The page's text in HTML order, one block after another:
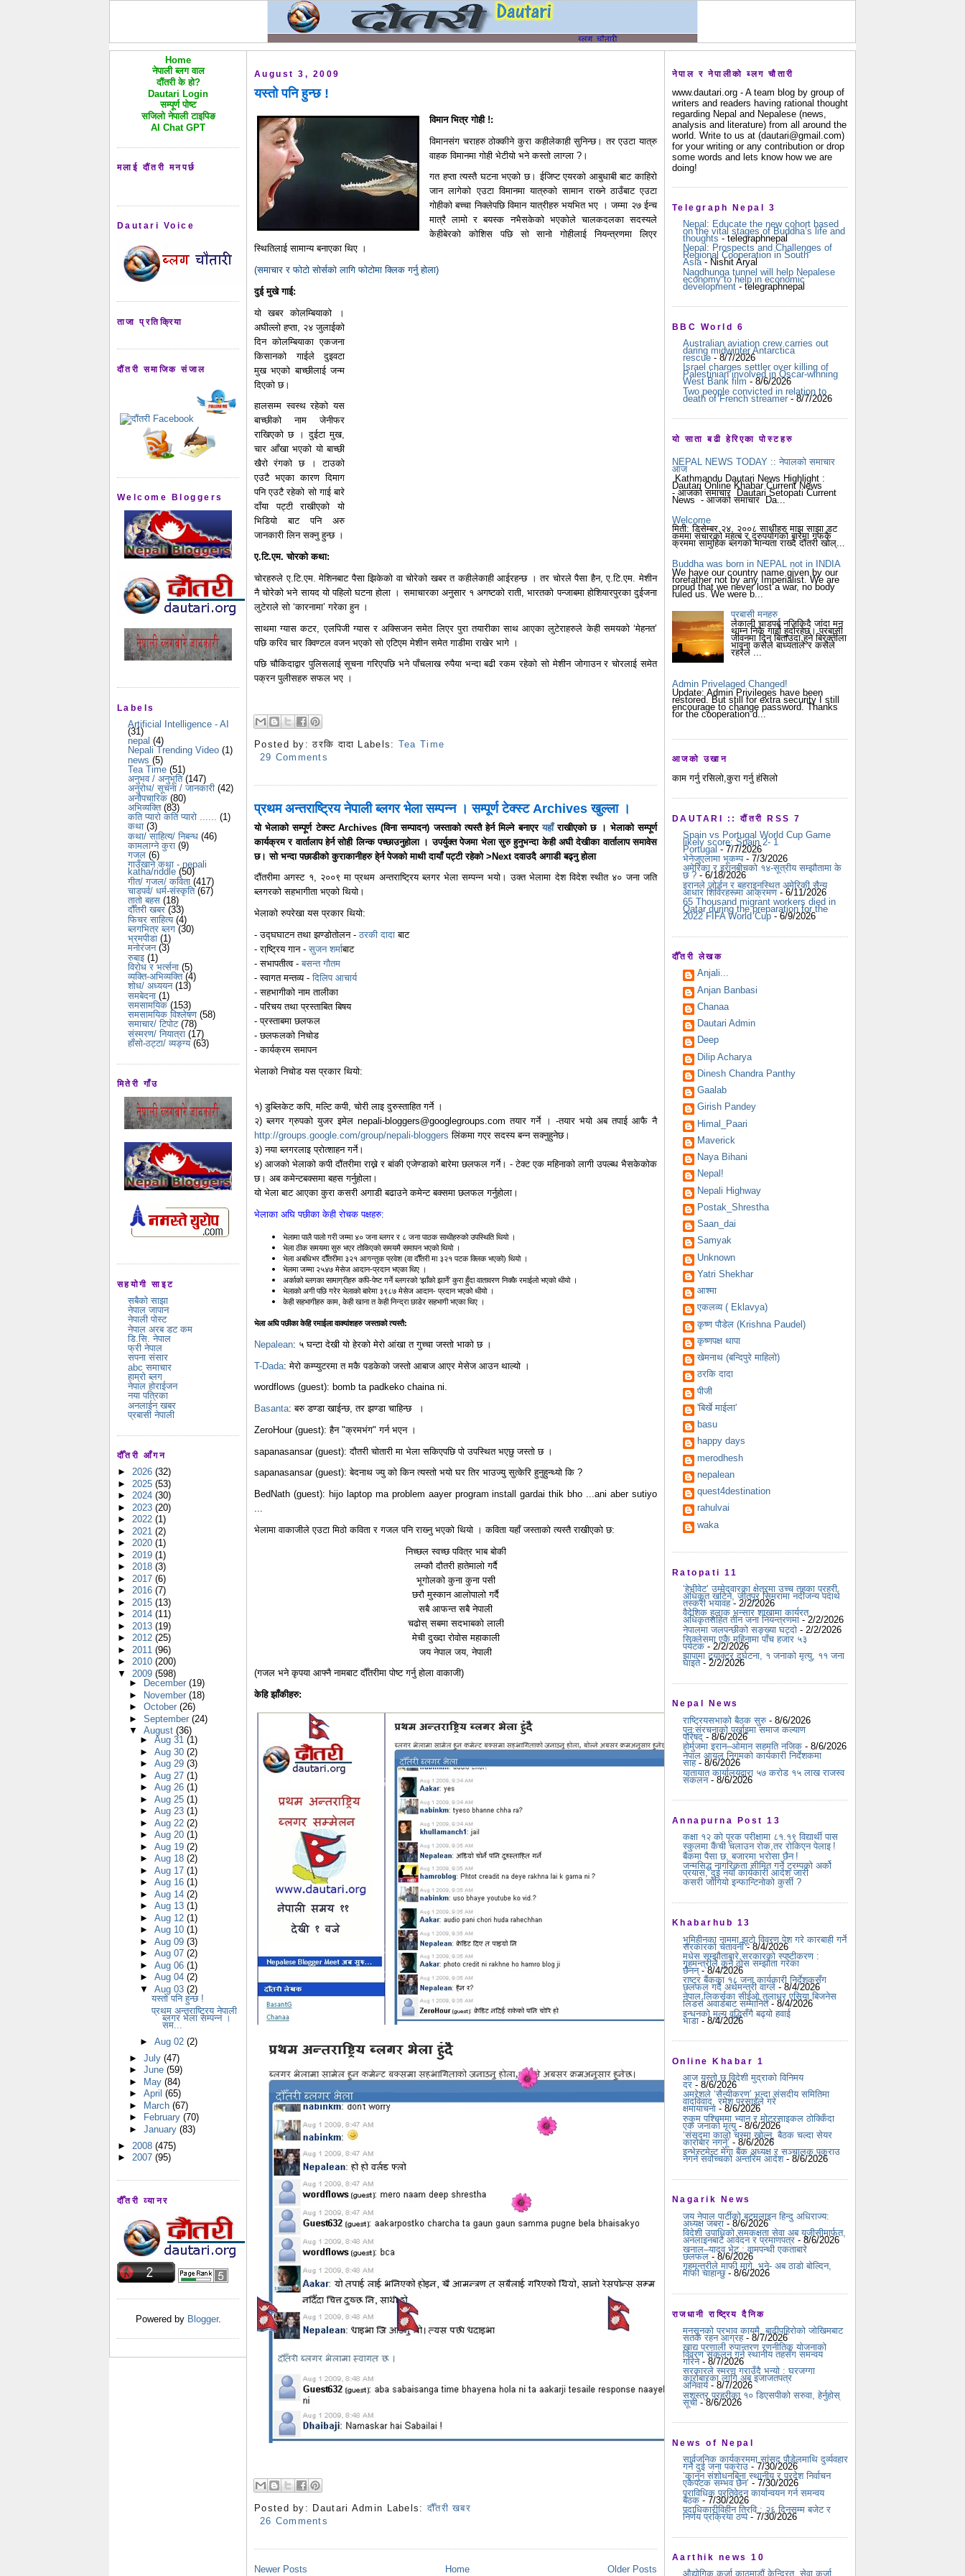
Home
नेपाली ब्लग वाल
दौंतरी के हो?
Dautari Login
सम्पूर्ण पोष्ट
सजिलो नेपाली टाइपिङ
AI Chat GPT
मलाई दौंतरी मनपर्छ
Dautari Voice
ताजा प्रतिक्रिया
दौंतरी समाजिक संजाल
Welcome Bloggers
Labels
Artificial Intelligence - AI
(31)
nepal (4)
Nepali Trending Video (1)
news (5)
Tea Time (51)
अनुभव / अनुभूति (147)
अनुरोध/ सूचना / जानकारी (42)
अनौपचारिक (80)
अभिव्यक्ति (83)
कति प्यारो कति प्यारो ...... (1)
कथा (3)
कथा/ साहित्य/ निबन्ध (46)
कामलाग्ने कुरा (9)
गजल (6)
गाउँखाने कथा - nepali
katha/riddle (50)
गीत/ गजल/ कविता (417)
चाडपर्व/ धर्म-संस्कृति (67)
तातो बहस (18)
दौँतरी खबर (33)
फिचर साहित्य (4)
ब्लगभित्र ब्लग (30)
भ्रमपीडा (1)
मनोरंजन (3)
रुबाइ (1)
विरोध र भर्त्सना (5)
व्यक्ति-अभिव्यक्ति (4)
शोध/ अध्ययन (13)
समबेदना (1)
समसामयिक (153)
समसामयिक विश्लेषण (58)
समाचार/ टिपोट (78)
संस्मरण/ नियात्रा (17)
हाँसो-ठट्टा/ व्यङ्ग्य (63)
मितेरी गाँउ
सहयोगी साइट
सबैको साझा
नेपाल जापान
नेपाली पोस्ट
नेपाल अरब डट कम
डि.सि. नेपाल
फ्री नेपाल
सपना संसार
abc समाचार
हाम्रो ब्लग
नेपाल होराईजन
नया पत्रिका
अनलाईन खबर
प्रबासी नेपाली
दौँतरी आँगन
► 2026 (32)
► 2025 (53)
► 2024 (30)
► 2023 (20)
► 2022 (1)
► 2021 (2)
► 2020 (1)
► 2019 (1)
► 2018 (3)
► 2017 (6)
► 2016 (7)
► 2015 (13)
► 2014 (11)
► 2013 (19)
► 2012 (25)
► 2011 (96)
► 2010 (200)
▼ 2009 (598)
►
December (19)
► November (18)
► October (26)
► September (24)
▼ August (36)
►Aug 31(1)
►Aug 30(2)
►Aug 29(3)
►Aug 27(1)
►Aug 26(1)
►Aug 25(1)
►Aug 23(1)
►Aug 22(2)
►Aug 20(1)
►Aug 19(2)
►Aug 18(2)
►Aug 17(1)
►Aug 16(1)
►Aug 14(2)
►Aug 13(1)
►Aug 12(1)
►Aug 10(1)
►Aug 09(3)
►Aug 07(2)
►Aug 06(1)
►Aug 04(2)
▼Aug 03(2)
यस्तो पनि हुन्छ !
प्रथम अन्तराष्ट्रिय नेपाली
ब्लगर भेला सम्पन्न ।
सम...
►Aug 02(2)
► July (47)
► June (59)
► May (84)
► April (65)
► March (67)
►
February (70)
► January (83)
► 2008 (475)
► 2007 (95)
दौँतरी व्यानर
Powered by Blogger.
August 3, 2009
यस्तो पनि हुन्छ !
विमान भित्र गोही !:
विमानसंग चराहरु ठोक्कीने कुरा कहीलेकाही सुनिन्छ। तर एउटा यात्रु
वाहक विमानमा गोही भेटीयो भने कस्तो लाग्ला ?।
गत हप्ता त्यस्तै घटना भएको छ। ईजिप्ट एयरको आबुधाबी बाट काहिरो
जान लागेको एउटा विमानमा यात्रुको सामान राख्‍ने ठाउँबाट एउटा
गोहीको बच्चा निक्लेपछि विमान यात्रीहरु भयभित भए । जम्मा २७ ईन्च
मात्रै लामो र बयस्क नभैसकेको भएकोले चालकदलका सदस्यले
केहीबेरको कोशिस पछि सो सानो गोहीलाई नियन्त्रणमा लिएर
स्थितिलाई सामान्य बनाएका थिए ।
(समाचार र फोटो सोर्सको लागि फोटोमा क्लिक गर्नु होला)
दुई मुखे गाई:
यो खबर कोलम्बियाको ।
अघील्लो हप्ता, २४ जुलाईको
दिन कोलम्बियाका एकजना
किसानको गाईले दुइवटा
मुख भएको बाच्छीलाई जन्म
दिएको छ।
हालसम्म स्वस्थ रहेको यस
बाच्छीको नाम जेनीफर
राखिएको छ । दुईटा मुख,
चार आँखा भएको यो बाच्छी
खैरो रंगको छ । टाउको
एउटै भएका कारण दिमाग
पनि एउटै रहेको सो गाई बारे
दाँया पट्टी राखीएको यो
भिडियो बाट पनि अरु
जानकारी लिन सक्नु हुन्छ ।
ए.टि.एम. चोरको कथा:
चोरहरुले ए.टि.एम. मेशिनबाट पैसा झिकेको वा चोरेको खबर त कहीलेकाही आईरहन्छ । तर चोरले पैसा हैन, ए.टि.एम. मेशीन
नै चोरेको भने सायद यो पहिलो घटना होला । समाचारका अनुसार १ अगष्टको राती, भारतको पन्जाबमा होशियारपुरका दुईजना
लुटेराले सो ‘कार‍नामा’ गरेका हुन ।
साथमा ग्यास कटर, एलपिजी ग्यास र अक्सिजन समेत लिएर पुरा तयारीका साथ आएका लुटेराहरुले केही समयको ‘मेहनत’
पछि करिव चार क्विण्टल वजन भएको सो एटिएम मेशीन समेत गाडीमा राखेर भागे ।
पछि चौकिदाद्वार पुलिसलाई सूचना गरिएपछि भने पाँचलाख रुपैया भन्दा बढी रकम रहेको सो मेशीन जोगाउन र चोरलाई समेत
पक्रन पुलीसहरु सफल भए ।
Posted by:ठरकि दादा Labels: Tea Time
29 Comments
प्रथम अन्तराष्ट्रिय नेपाली ब्लगर भेला सम्पन्न । सम्पूर्ण टेक्स्ट Archives खुल्ला ।
यो भेलाको सम्पूर्ण टेक्स्ट Archives (विना सम्पादन) जस्ताको त्यस्तै हेर्न मिल्ने बनाएरयहाँराखीएको छ । भेलाको सम्पूर्ण
कार्यक्रम र वार्तालाप हेर्न सोही लिन्क पच्छाउनुहोला । उपर्युक्त पेजमा भेला सुरु हुनुभन्दा केही अघी देखीका वार्तालाप समावेस
छ। सो भन्दा पछाडीको कुराकानीहरु हे्र्न पेजको माथी दायाँ पट्टी रहेको >Nextदवाउदै अगाडी बढ्नु होला
दौंतरीमा अगस्ट १, २००९ मा प्रथम अन्तराष्ट्रिय ब्लगर भेला सम्पन्न भयो। उक्त भेलामा देश विदेश स्थीत ४० जना जति
ब्लगरको सहभागीता भएको थियो।
भेलाको रुपरेखा यस प्रकार थियो:
- उद्घघाटन तथा झण्डोतोलन -ठरकी दादा बाट
- रा्ष्ट्रिय गान -सुजन शर्माबाट
- सभापतीत्व -बसन्त गौतम
- स्वागत मन्तव्य -दिलिप आचार्य
- सहभागीको नाम तालीका
- परिचय तथा प्रस्ताबित बिषय
- प्रस्ताबमा छलफल
- छलफलको निचोड
- कार्यक्रम समापन
भेलाको निचोड यस प्रकार थियो:
१) डुब्लिकेट कपि, मल्टि कपी, चोरी लाइ दुरुस्ताहित गर्ने ।
२) ब्लगर ग्रुपको युजर इमेल nepali-bloggers@googlegroups.com तयार गर्ने । -तयार भयो अब तपाई आफै नै
http://groups.google.com/group/nepali-bloggers लिंकमा गएर सदस्य बन्न सक्नुहुनेछ।
३) नया ब्लगरलाइ प्रोत्शाहन गर्ने।
४) आजको भेलाको कपी दौंतरीमा राख्ने र बांकी एजेण्डाको बारेमा छलफल गर्ने। - टेक्ट एक महिनाको लागी उपल्ब्ध भैसकेकोक
छ। अब कमेन्टबक्समा बहस गर्नुहोला।
यो भेला बाट आएका कुरा कसरी अगाडी बढाउने कमेन्ट बक्समा छलफल गर्नुहोला।
भेलाका अघि पछीका केही रोचक पक्षहरु:
भेलामा पालै पालो गरी जम्मा ४० जना ब्लगर र ८ जना पाठक साथीहरुको उपस्थिति थियो ।
भेला ठीक समयमा सुरु भएर तोकिएको समयमै समापन भएको थियो ।
भेला अबधिभर दौँतरीमा ३२१ आगन्तुक प्रवेश (वा दौँतरी मा ३२१ पटक क्लिक भएको) थियो ।
भेलमा जम्मा २५४७ मेसेज आदान-प्रदान भएका थिए ।
अर्काको ब्लगका सामाग्रीहरु कपि-पेष्ट गर्ने ब्लगरको ‘झाँको झार्ने’ कुरा हुँदा वातावरण निक्कै रमाईलो भएको थीयो ।
भेलाको अगी पछि गरेर भेलाको बारेमा ३९८७ मेसेज आदान- प्रदान भएको थीयो ।
केही सहभागीहरु काम, केही खाना त केही निन्द्रा छाडेर सहभागी भएका थिए ।
भेला अघि पछीका केहि रमाईला वाक्यांशहरु जस्ताको त्यस्तै:
Nepalean: ५ घन्टा देखी यो हेरको मेरो आंखा त गुच्चा जस्तो भाको छ ।
T-Dada: मेरो कम्प्युटरमा त मकै पडकेको जस्तो आबाज आएर मेसेज आउन थाल्यो ।
wordflows (guest): bomb ta padkeko chaina ni.
Basanta: बरु डण्डा खाईन्छ, तर झण्डा चाहिन्छ
।
ZeroHour (guest): हैन "क्रमभंग" गर्न भएन ।
sapanasansar (guest): दौतरी चोतारी मा भेला सकिएपछि पो उपस्थित भएछु जस्तो छ ।
sapanasansar (guest): बेदनाथ ज्यु को किन त्यस्तो भयो घर तिर भाउज्यु सुत्केरि हुनुहुन्थ्यो कि ?
BedNath (guest): hijo laptop ma problem aayer program install gardai thik bho ...ani aber sutiyo
...
भेलामा वाकाजीले एउटा मिठो कविता र गजल पनि राख्‍नु भएको थियो । कविता यहाँ जस्ताको त्यस्तै राखीएको छ:
निच्छल स्वच्छ पवित्र भाब बोकी
लम्कौ दौतरी हातेमालो गर्दै
भूगोलको कुना कुना पसी
छरौ मुस्कान आलोपालो गर्दै
सबै आफन्त सबै नेपाली
चढोस् सबमा सदभाबको लाली
मेची दुख्दा रोवोस महाकाली
जय नेपाल जय, नेपाली
(गजल भने कृपया आफ्नै नामबाट दौँतरीमा पोष्ट गर्नु होला वाकाजी)
केहि झाँकीहरु:
Posted by: Dautari Admin Labels:दौँतरी खबर
26 Comments
Newer Posts Older Posts
Home
नेपाल र नेपालीको ब्लग चौतारी
www.dautari.org - A team blog by group of
writers and readers having rational thought
regarding Nepal and Nepalese (news,
analysis and literature) from all around the
world. Write to us at (dautari@gmail.com)
for your writing or any contribution or drop
some words and lets know how we are
doing!
Telegraph Nepal 3
Nepal: Educate the new cohort based
on the vital stages of Buddha’s life and
thoughts - telegraphnepal
Nepal: Prospects and Challenges of
Regional Cooperation in South
Asia- Nishit Aryal
Nagdhunga tunnel will help Nepalese
economy to help in economic
development - telegraphnepal
BBC World 6
Australian aviation crew carries out
daring midwinter Antarctica
rescue - 8/7/2026
Israel charges settler over killing of
Palestinian involved in Oscar-winning
West Bank film - 8/6/2026
Two people convicted in relation to
death of French streamer- 8/7/2026
यो साता बढी हेरिएका पोस्टहरु
NEPAL NEWS TODAY :: नेपालको समाचार
आज
Kathmandu Dautari News Highlight :
Dautari Online Khabar Current News
- आजको समाचार Dautari Setopati Current
News - आजको समाचार Da...
Welcome
मिती: डिसेम्बर २४, २००८ साथीहरु माझ साझा डट
कममा संचारको महत्ब र दुरुपयोगको बारेमा गफकै
क्रममा सामुहिक ब्लगको मान्यता राख्दै दौंतरी खोल्...
Buddha was born in NEPAL not in INDIA
We have our country name given by our
forefather not by any Imperialist. We are
proud that we never lost a war, no body
ruled us. We were b...
प्रबासी मनहरु
लेकाली चाडपर्ब नजिकिदै जांदा मन
थाम्न निकै गार्हो हुदोंरहेछ। प्रबासी
जीवनमा दिन बिताउदा हुने बिरक्तीला
भावना कसैले बाध्यताले र कसैले
रहरैले ...
Admin Privelaged Changed!
Update: Admin Privileges have been
restored. But still for extra security I still
encourage to change password. Thanks
for the cooperation d...
आजको उखान
काम गर्नु रसिलो,कुरा गर्नु हंसिलो
DAUTARI :: दौंतरी RSS 7
Spain vs Portugal World Cup Game
likely score: Spain 2- 1
Portugal - 7/7/2026
भेनेजुएलामा भूकम्प- 7/3/2026
अमेरिका र इरानबीचको १४-सूत्रीय सम्झौतामा के
छ ? - 6/18/2026
इरानले जोर्डन र बहराइनस्थित अमेरिकी सैन्य
आधार शिविरहरूमा आक्रमण- 6/11/2026
65 Thousand migrant workers died in
Qatar during the preparation for the
2022 FIFA World Cup - 6/9/2026
दौँतरी लेखक
Anjali...
Anjan Banbasi
Chanaa
Dautari Admin
Deep
Dilip Acharya
Dinesh Chandra Panthy
Gaalab
Girish Pandey
Himal_Paari
Maverick
Naya Bihani
Nepal!
Nepali Highway
Postak_Shrestha
Saan_dai
Samyak
Unknown
Yatri Shekhar
आश्मा
एकलव्य ( Eklavya)
कृष्ण पौडेल (Krishna Paudel)
कृष्णपक्ष थापा
खेमनाथ (बन्दिपुरे माहिलो)
ठरकि दादा
पीजी
'बिर्खे माईला'
basu
happy days
merodhesh
nepalean
quest4destination
rahulvai
waka
Ratopati 11
‘हेभीवेट’ उम्मेदवारका क्षेत्रमा उच्च तहका प्रहरी
अधिकृत खटिने, जीतपुर सिमरामा नदीजन्य पदार्थ
तस्करी भयावह- 2/2/2026
वैदेशिक हुलाक भन्सार शाखामा कार्यरत
अधिकृतसहित तीन जना नियन्त्रणमा - 2/2/2026
नेपालमा जलपन्छीको सङ्ख्या घट्दो - 2/2/2026
सिक्लेसमा एकै महिनामा पाँच हजार ५३
पर्यटक - 2/2/2026
झापामा ट्र्याक्टर दुर्घटना, १ जनाको मृत्यु, ११ जना
घाइते- 2/2/2026
Nepal News
राष्ट्रियसभाको बैठक सुरु- 8/6/2026
पुन:संरचनाको पर्खाइमा समाज कल्याण
परिषद् - 8/6/2026
होर्मुजमा इरान–ओमान सहमति नजिक - 8/6/2026
नेपाल आयल निगमको कार्यकारी निर्देशकमा
साह- 8/6/2026
यातायात कार्यालयद्वारा ५७ करोड १५ लाख राजस्व
संकलन- 8/6/2026
Annapurna Post 13
कक्षा १२ को पूरक परीक्षामा ८१.१९ विद्यार्थी पास
स्कुलमा कैंची चलाउन रोक,तर रोकिएन पेलाइ !
बैंकमा पैसा छ, बजारमा भरोसा छैन !
जन्मसिद्ध नागरिकता सीमित गर्ने ट्रम्पको अर्को
प्रयास, दुई नयाँ कार्यकारी आदेश जारी
कसरी जोगियो इन्फान्टिनोको कुर्सी ?
Khabarhub 13
भूमिहीनका नाममा झूटो विवरण पेश गरे कारबाही गर्ने
सरकारको चेतावनी- 8/4/2026
मधेस सम्झौताबारे सरकारको स्पष्टीकरण :
गृहमन्त्रीले कुनै ठोस सम्झौता गरेका
छैनन्- 8/4/2026
राष्ट्र बैंकका १८ जना कार्यकारी निर्देशकसँग
छलफल गर्दै अर्थमन्त्री वाग्ले - 8/4/2026
नेपाल लिकर्सका सीईओ तुलाधर एसिया बिजनेस
लिडर्स अवार्डबाट सम्मानित- 8/4/2026
इन्धनको मूल्य वृद्धिसँगै बढ्यो हवाई
भाडा- 8/4/2026
Online Khabar 1
आज यस्तो छ विदेशी मुद्राको विनिमय
दर - 8/6/2026
अमरेशले ‘सैन्यीकरण’ भन्दा संसदीय समितिमा
वादविवाद, रमेश प्रसाईंले गरे
क्षमायाचना - 8/6/2026
रुकुम पश्चिममा भ्यान र मोटरसाइकल ठोक्किँदा
एक जनाको मृत्यु- 8/6/2026
‘संसद्‍मा कालो चस्मा खोल्नू, बैठक चल्दा सेयर
कारोबार नगर्नू’ - 8/6/2026
इन्भेस्टमेन्ट मेगा बैंक अध्यक्ष र सञ्चालक पक्राउ
नगर्न सर्वोच्चको अन्तरिम आदेश- 8/6/2026
Nagarik News
जय नेपाल पार्टीको बटमलाइन हिन्दु अधिराज्य:
अध्यक्ष जबरा - 8/6/2026
विदेशी उपाधिको समकक्षता सेवा अब यूजीसीमार्फत,
अनलाइनबाटै आवेदन र प्रमाणपत्र - 8/6/2026
खनाल–यादव भेट : वामपन्थी एकताबारे
छलफल - 8/6/2026
गृहमन्त्रीले माफी मागे, भने- अब ठाडो बोल्दिन,
माफी चाहान्छु- 8/6/2026
राजधानी राष्ट्रिय दैनिक
मनसुनको प्रभाव कायमै, बाढीपहिरोको जोखिमबाट
सतर्क रहन आग्रह- 8/7/2026
खाद्य प्रणाली रुपान्तरण रणनीतिक योजनाको
विवरण संकलन गर्न स्थानीय तहसँग समन्वय
गरिने- 8/7/2026
सरकारले स्मरण गराउँदै भन्यो : घरजग्गा
कारोबारका लागि अब इजाजतपत्र
अनिवार्य- 8/7/2026
सशस्त्र प्रहरीका १० डिएसपीको सरुवा, हेर्नुहोस्
सूची- 8/6/2026
News of Nepal
सार्वजनिक कार्यक्रममा सांसद पौडेलमाथि दुर्व्यवहार
गर्ने दुई जना पक्राउ - 7/30/2026
‘कानुन संशोधनबिना स्थानीय र प्रदेश निर्वाचन
एकैपटक सम्भव छैन’ - 7/30/2026
प्राविधिक प्रतिवेदन कार्यान्वयन गर्न समन्वय
बैठक- 7/30/2026
पदाधिकारीविहीन त्रिवि : २६ दिनसम्म बजेट र
निर्णय प्रक्रिया ठप्प- 7/30/2026
Aarthik news 10
औद्योगिक कर्जा काठमाडौं केन्द्रित, सेवा कर्जा